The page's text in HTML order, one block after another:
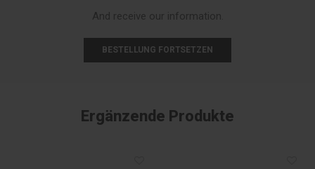
And receive our information.
BESTELLUNG FORTSETZEN
Ergänzende Produkte